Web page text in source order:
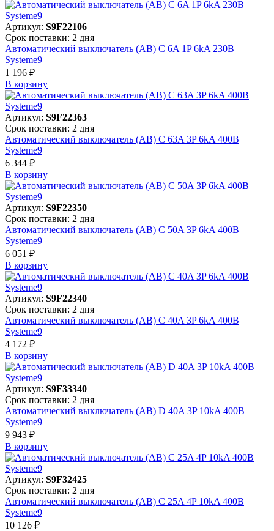
Артикул: S9F22106
Срок поставки: 2 дня
Автоматический выключатель (АВ) C 6A 1P 6kA 230В
Systeme9
1 196 ₽
В корзинy
Артикул: S9F22363
Срок поставки: 2 дня
Автоматический выключатель (АВ) C 63A 3P 6kA 400В
Systeme9
6 344 ₽
В корзинy
Артикул: S9F22350
Срок поставки: 2 дня
Автоматический выключатель (АВ) C 50A 3P 6kA 400В
Systeme9
6 051 ₽
В корзинy
Артикул: S9F22340
Срок поставки: 2 дня
Автоматический выключатель (АВ) C 40A 3P 6kA 400В
Systeme9
4 172 ₽
В корзинy
Артикул: S9F33340
Срок поставки: 2 дня
Автоматический выключатель (АВ) D 40A 3P 10kA 400В
Systeme9
9 943 ₽
В корзинy
Артикул: S9F32425
Срок поставки: 2 дня
Автоматический выключатель (АВ) C 25A 4P 10kA 400В
Systeme9
10 126 ₽